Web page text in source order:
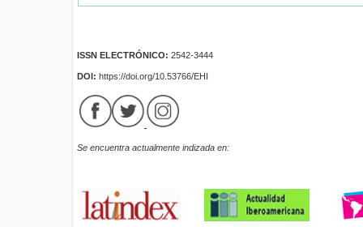
ISSN ELECTRÓNICO: 2542-3444
DOI: https://doi.org/10.53766/EHI
Se encuentra actualmente indizada en: